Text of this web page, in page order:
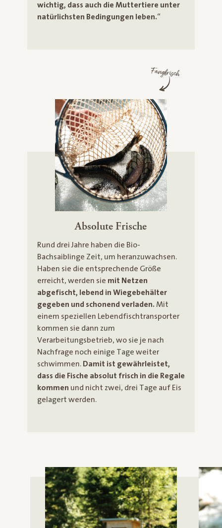
wichtig, dass auch die Muttertiere unter
natürlichsten Bedingungen leben.“
Fangfrisch
Absolute Frische
Rund drei Jahre haben die Bio-
Bachsaiblinge Zeit, um heranzuwachsen.
Haben sie die entsprechende Größe
erreicht, werden sie mit Netzen
abgefischt, lebend in Wiegebehälter
gegeben und schonend verladen. Mit
einem speziellen Lebendfischtransporter
kommen sie dann zum
Verarbeitungsbetrieb, wo sie je nach
Nachfrage noch einige Tage weiter
schwimmen. Damit ist gewährleistet,
dass die Fische absolut frisch in die Regale
kommen und nicht zwei, drei Tage auf Eis
gelagert werden.